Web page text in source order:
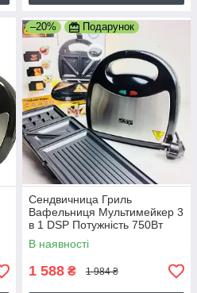
–20% Подарунок
Сендвичница Гриль
Вафельниця Мультимейкер 3
в 1 DSP Потужність 750Вт
(KC-1049)
В наявності
1 588 ₴ 1 984 ₴